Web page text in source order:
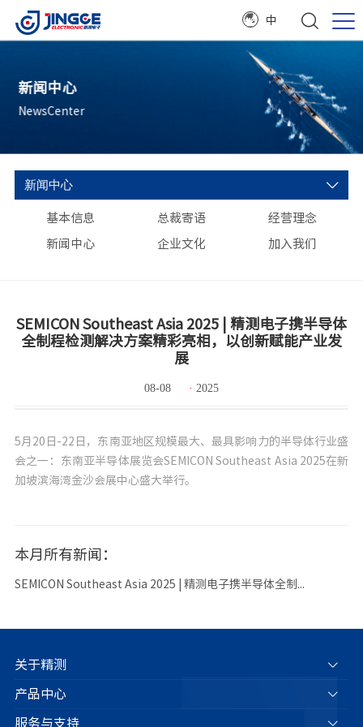
中
新闻中心
NewsCenter
新闻中心
基本信息 总裁寄语 经营理念
新闻中心 企业文化 加入我们
SEMICON Southeast Asia 2025 | 精测电子携半导体
全制程检测解决方案精彩亮相，以创新赋能产业发
展
08-08 · 2025
5月20日-22日，东南亚地区规模最大、最具影响力的半导体行业盛
会之一：东南亚半导体展览会SEMICON Southeast Asia 2025在新
加坡滨海湾金沙会展中心盛大举行。
本月所有新闻：
SEMICON Southeast Asia 2025 | 精测电子携半导体全制...
关于精测
产品中心
服务与支持